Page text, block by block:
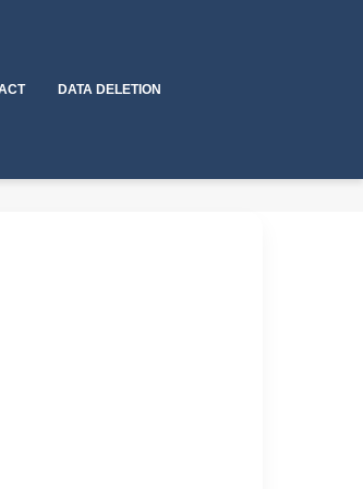
DATA DELETION